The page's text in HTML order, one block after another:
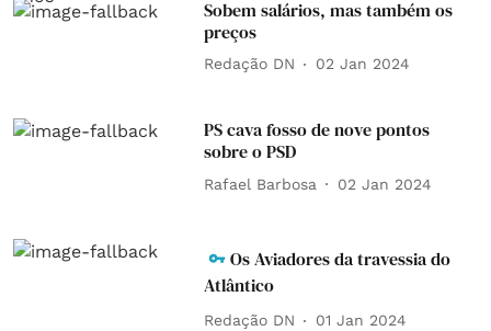
Sobem salários, mas também os
preços
Redação DN 02 Jan 2024
PS cava fosso de nove pontos
sobre o PSD
Rafael Barbosa 02 Jan 2024
Os Aviadores da travessia do
Atlântico
Redação DN 01 Jan 2024